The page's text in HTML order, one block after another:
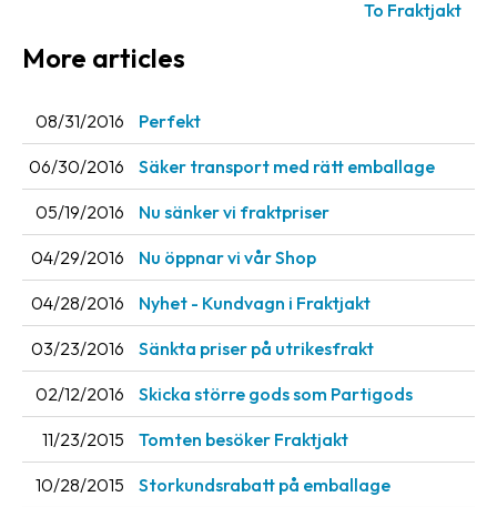
career
News
archive
Contact
us
Terms
Terms
and
conditions
Privacy
To Fraktjakt
More articles
08/31/2016 Perfekt
06/30/2016 Säker transport med rätt emballage
05/19/2016 Nu sänker vi fraktpriser
04/29/2016 Nu öppnar vi vår Shop
04/28/2016 Nyhet - Kundvagn i Fraktjakt
03/23/2016 Sänkta priser på utrikesfrakt
02/12/2016 Skicka större gods som Partigods
11/23/2015 Tomten besöker Fraktjakt
10/28/2015 Storkundsrabatt på emballage